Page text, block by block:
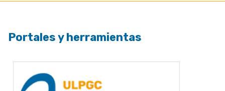
Portales y herramientas